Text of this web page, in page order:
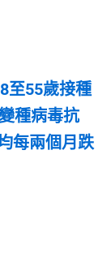
至55歲接種
種病毒抗
每兩個月跌